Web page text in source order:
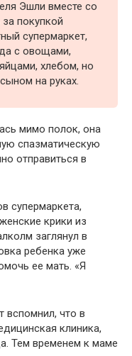
Эшли вместе со
покупкой
супермаркет,
с овощами,
хлебом, но
на руках.
мимо полок, она
спазматическую
отправиться в
супермаркета,
крики из
заглянул в
ребенка уже
ее мать. «Я
вспомнил, что в
клиника,
Тем временем к маме